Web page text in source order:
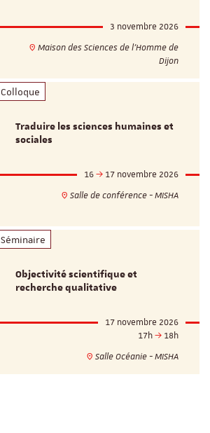
3 novembre 2026
Maison des Sciences de l'Homme de
Dijon
Colloque
Traduire les sciences humaines et
sociales
16
17 novembre 2026
Salle de conférence - MISHA
Séminaire
Objectivité scientifique et
recherche qualitative
17 novembre 2026
17h
18h
Salle Océanie - MISHA